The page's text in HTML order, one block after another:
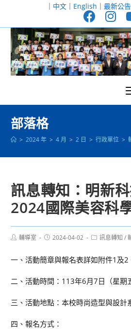
至
｜ 中文｜ English ｜ 最新公告
部落格
> 2024 年 > 4 月 > 2 日 > 行政單位 >
訊息轉知：明新
2024國際美容科
Post輔導室
Post2024-04-02
Post訊息轉知 /
一、活動簡章與報名表詳如附件1及2
二、活動時間：113年6月7日（星期
三、活動地點：本校時尚造型與設計
四、報名方式：